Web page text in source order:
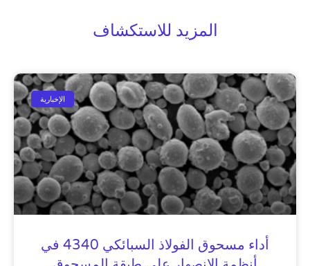
المزيد للاستكشاف
الإخبارية
أداء مسحوق الفولاذ السبائكي 4340 في